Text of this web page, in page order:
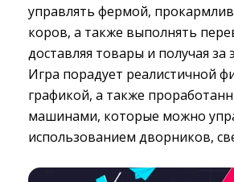
управлять фермой,
коров, а также выполнять
доставляя товары и получая за
Игра порадует реалистичной
графикой, а также
машинами, которые можно
использованием дворников,